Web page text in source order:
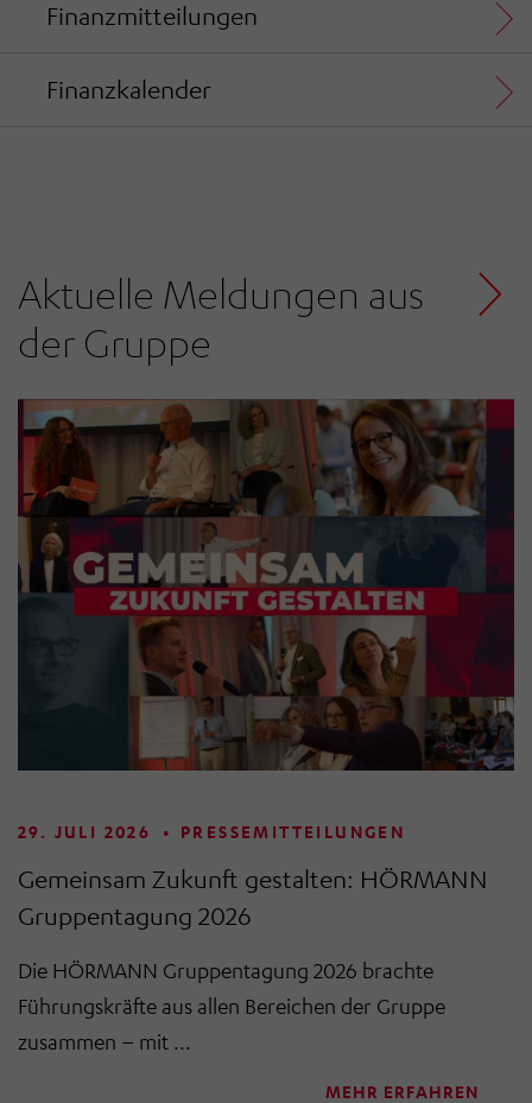
Finanzmitteilungen
Finanzkalender
Aktuelle Meldungen aus
der Gruppe
29. JULI 2026 • PRESSEMITTEILUNGEN
Gemeinsam Zukunft gestalten: HÖRMANN
Gruppentagung 2026
Die HÖRMANN Gruppentagung 2026 brachte
Führungskräfte aus allen Bereichen der Gruppe
zusammen – mit ...
MEHR ERFAHREN